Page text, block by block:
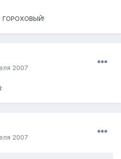
ГОРОХОВЫЙ!
2007
2007